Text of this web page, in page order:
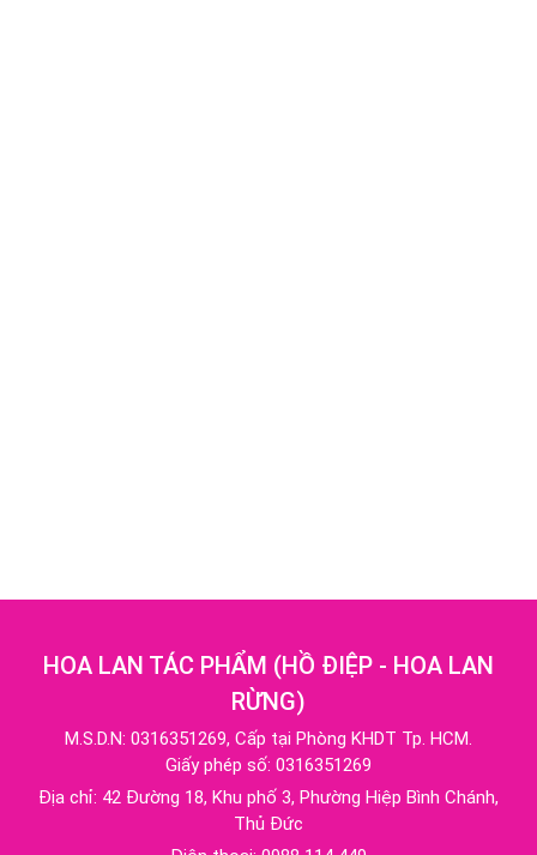
HOA LAN TÁC PHẨM (HỒ ĐIỆP - HOA LAN
RỪNG)
M.S.D.N: 0316351269, Cấp tại Phòng KHDT Tp. HCM.
Giấy phép số: 0316351269
Địa chỉ: 42 Đường 18, Khu phố 3, Phường Hiệp Bình Chánh,
Thủ Đức